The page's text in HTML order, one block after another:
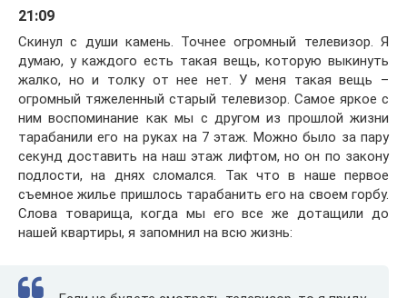
21:09
Скинул с души камень. Точнее огромный телевизор. Я
думаю, у каждого есть такая вещь, которую выкинуть
жалко, но и толку от нее нет. У меня такая вещь –
огромный тяжеленный старый телевизор. Самое яркое с
ним воспоминание как мы с другом из прошлой жизни
тарабанили его на руках на 7 этаж. Можно было за пару
секунд доставить на наш этаж лифтом, но он по закону
подлости, на днях сломался. Так что в наше первое
съемное жилье пришлось тарабанить его на своем горбу.
Слова товарища, когда мы его все же дотащили до
нашей квартиры, я запомнил на всю жизнь: